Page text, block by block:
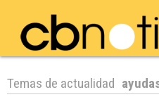
Temas de actualidad